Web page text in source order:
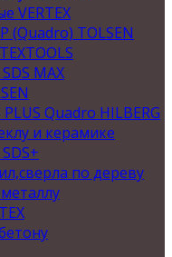
VERTEX
(Quadro) TOLSEN
MAX
Quadro HILBERG
и керамике
по дереву